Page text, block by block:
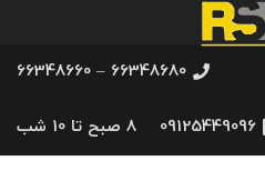
66348680 – 66348660
09125449096 8 صبح تا 10 شب